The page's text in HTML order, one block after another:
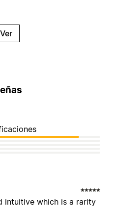
Ver
intuitive which is a rarity